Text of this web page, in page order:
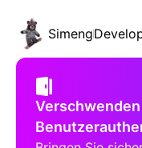
Simeng